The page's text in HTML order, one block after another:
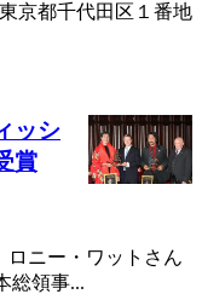
京都千代田区１番地
ッシ
賞
ロニー・ワットさん
総領事...